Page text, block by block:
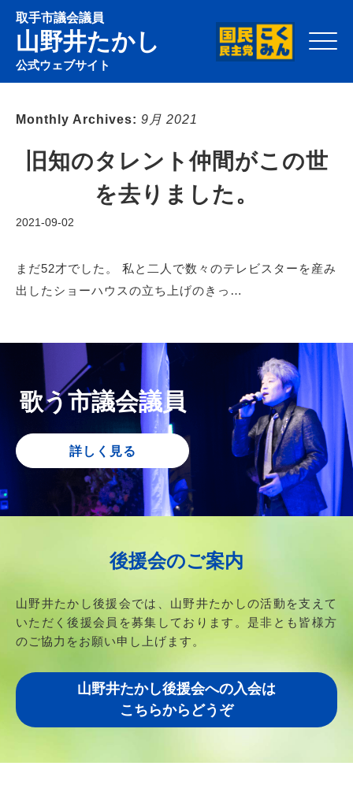
取手市議会議員
山野井たかし
公式ウェブサイト
Click
Monthly Archives: 9月 2021
旧知のタレント仲間がこの世
を去りました。
2021-09-02
まだ52才でした。 私と二人で数々のテレビスターを産み
出したショーハウスの立ち上げのきっ…
歌う市議会議員
詳しく見る
後援会のご案内
山野井たかし後援会では、山野井たかしの活動を支えて
いただく後援会員を募集しております。 是非とも皆様方
のご協力をお願い申し上げます。
山野井たかし後援会への入会は
こちらからどうぞ